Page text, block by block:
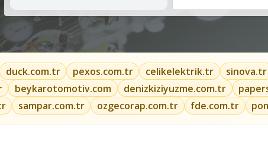
duck.com.tr pexos.com.tr celikelektrik.tr sinova.tr
beykarotomotiv.com denizkiziyuzme.com.tr
sampar.com.tr ozgecorap.com.tr fde.com.tr